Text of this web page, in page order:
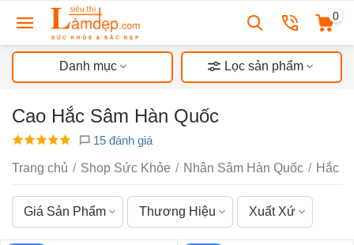
0
Danh mục Lọc sản phẩm
Cao Hắc Sâm Hàn Quốc
15 đánh giá
Trang chủ / Shop Sức Khỏe / Nhân Sâm Hàn Quốc / Hắc
Giá Sản Phẩm Thương Hiệu Xuất Xứ